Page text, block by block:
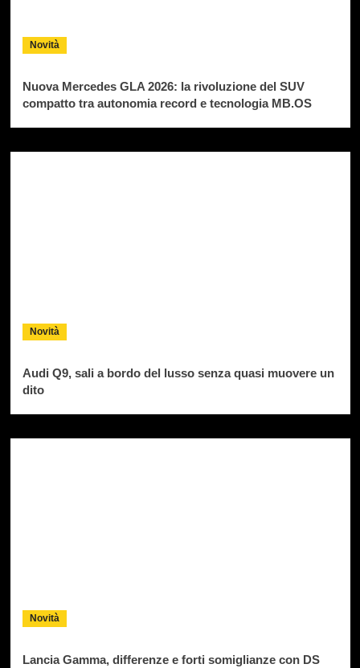
Novità
Nuova Mercedes GLA 2026: la rivoluzione del SUV
compatto tra autonomia record e tecnologia MB.OS
Novità
Audi Q9, sali a bordo del lusso senza quasi muovere un
dito
Novità
Lancia Gamma, differenze e forti somiglianze con DS